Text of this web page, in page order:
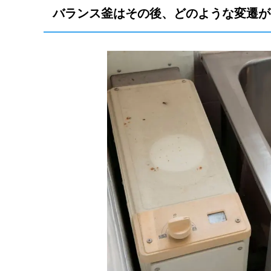
バランス釜はその後、どのような変遷